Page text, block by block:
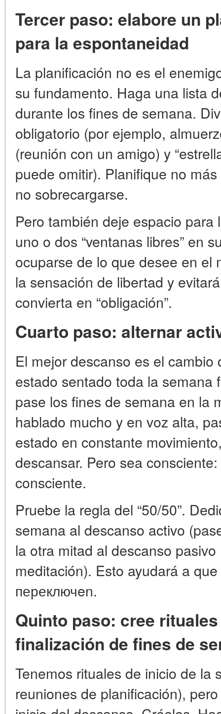
Tercer paso: elabore un
para la espontaneidad
La planificación no es el
su fundamento. Haga una lista
durante los fines de semana.
obligatorio (por ejemplo,
(reunión con un amigo) y
puede omitir). Planifique no
no sobrecargarse.
Pero también deje espacio
uno o dos “ventanas libres” en
ocuparse de lo que desee en el
la sensación de libertad y
convierta en “obligación”.
Cuarto paso: alternar
El mejor descanso es el cambio
estado sentado toda la semana
pase los fines de semana en la
hablado mucho y en voz alta,
estado en constante
descansar. Pero sea
consciente.
Pruebe la regla del “50/50”.
semana al descanso activo
la otra mitad al descanso
meditación). Esto ayudará a
переключen.
Quinto paso: cree
finalización de fines de
Tenemos rituales de inicio de la
reuniones de planificación),